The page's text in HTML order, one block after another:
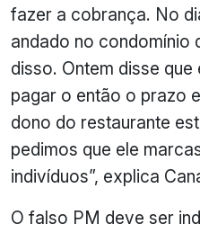
fazer a cobrança. No
andado no condomínio
disso. Ontem disse
pagar o então o prazo
dono do restaurante
pedimos que ele
indivíduos”, explica
O falso PM deve ser